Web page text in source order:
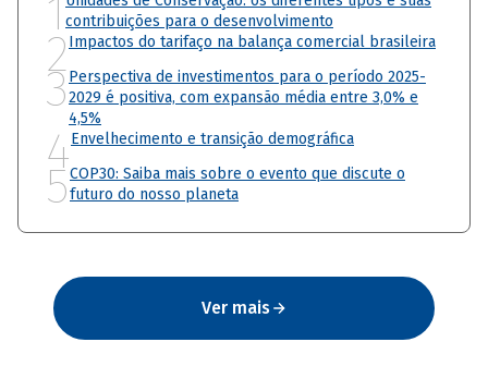
1 contribuições para o desenvolvimento
2Impactos do tarifaço na balança comercial brasileira
3Perspectiva de investimentos para o período 2025-
2029 é positiva, com expansão média entre 3,0% e
4,5%
4Envelhecimento e transição demográfica
5COP30: Saiba mais sobre o evento que discute o
futuro do nosso planeta
Ver mais